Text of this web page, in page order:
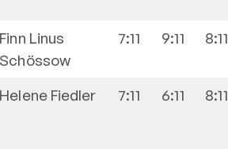
Finn Linus
Schössow
7:11 9:11 8:11
Helene Fiedler 7:11 6:11 8:11